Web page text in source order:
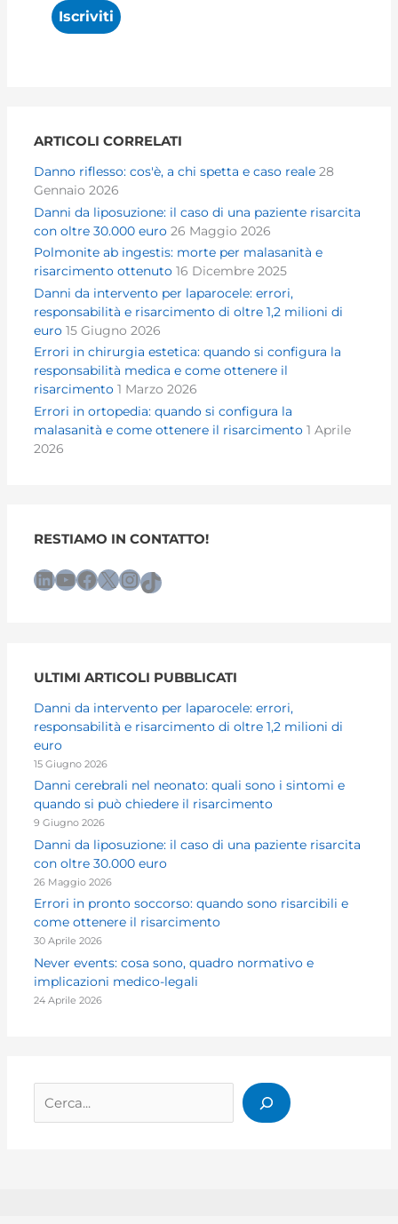
ARTICOLI CORRELATI
Danno riflesso: cos'è, a chi spetta e caso reale 28
Gennaio 2026
Danni da liposuzione: il caso di una paziente risarcita
con oltre 30.000 euro 26 Maggio 2026
Polmonite ab ingestis: morte per malasanità e
risarcimento ottenuto 16 Dicembre 2025
Danni da intervento per laparocele: errori,
responsabilità e risarcimento di oltre 1,2 milioni di
euro 15 Giugno 2026
Errori in chirurgia estetica: quando si configura la
responsabilità medica e come ottenere il
risarcimento 1 Marzo 2026
Errori in ortopedia: quando si configura la
malasanità e come ottenere il risarcimento 1 Aprile
2026
RESTIAMO IN CONTATTO!
LinkedIn YouTube Facebook X InstagramTikTok
ULTIMI ARTICOLI PUBBLICATI
Danni da intervento per laparocele: errori,
responsabilità e risarcimento di oltre 1,2 milioni di
euro
15 Giugno 2026
Danni cerebrali nel neonato: quali sono i sintomi e
quando si può chiedere il risarcimento
9 Giugno 2026
Danni da liposuzione: il caso di una paziente risarcita
con oltre 30.000 euro
26 Maggio 2026
Errori in pronto soccorso: quando sono risarcibili e
come ottenere il risarcimento
30 Aprile 2026
Never events: cosa sono, quadro normativo e
implicazioni medico-legali
24 Aprile 2026